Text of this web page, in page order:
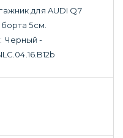
для AUDI Q7
5см.
Черный -